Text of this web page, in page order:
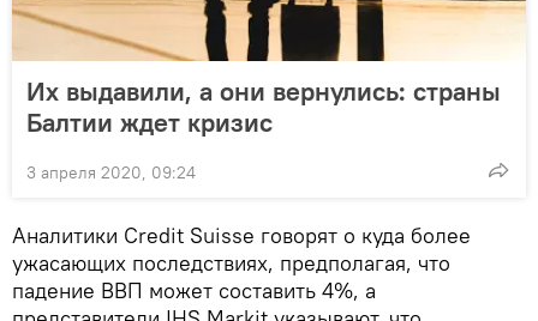
Их выдавили, а они вернулись: страны
Балтии ждет кризис
3 апреля 2020, 09:24
Аналитики Credit Suisse говорят о куда более
ужасающих последствиях, предполагая, что
падение ВВП может составить 4%, а